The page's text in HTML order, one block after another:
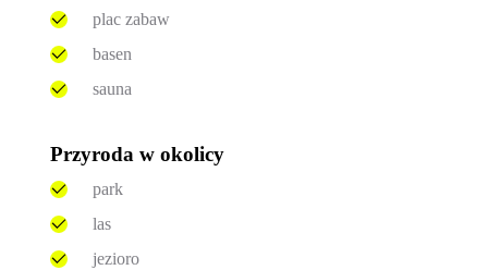
plac zabaw
basen
sauna
Przyroda w okolicy
park
las
jezioro